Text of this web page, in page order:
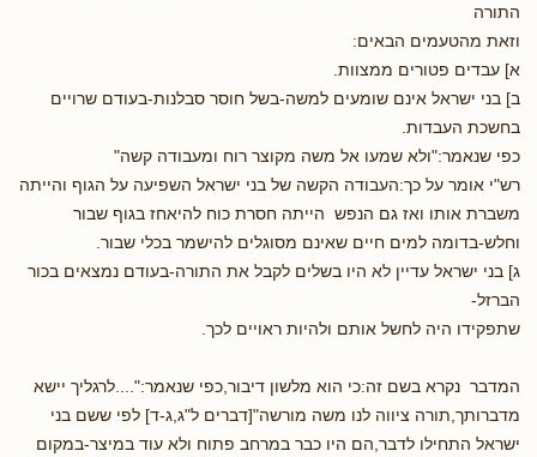
התורה
וזאת מהטעמים הבאים:
א] עבדים פטורים ממצוות.
ב] בני ישראל אינם שומעים למשה-בשל חוסר סבלנות-בעודם שרויים
בחשכת העבדות.
כפי שנאמר:"ולא שמעו אל משה מקוצר רוח ומעבודה קשה"
רש"י אומר על כך:העבודה הקשה של בני ישראל השפיעה על הגוף והייתה
משברת אותו ואז גם הנפש הייתה חסרת כוח להיאחז בגוף שבור
וחלש-בדומה למים חיים שאינם מסוגלים להישמר בכלי שבור.
ג] בני ישראל עדיין לא היו בשלים לקבל את התורה-בעודם נמצאים בכור
הברזל-
שתפקידו היה לחשל אותם ולהיות ראויים לכך.
המדבר נקרא בשם זה:כי הוא מלשון דיבור,כפי שנאמר:"....לרגליך יישא
מדברותך,תורה ציווה לנו משה מורשה"[דברים ל"ג,ג-ד] לפי ששם בני
ישראל התחילו לדבר,הם היו כבר במרחב פתוח ולא עוד במיצר-במקום